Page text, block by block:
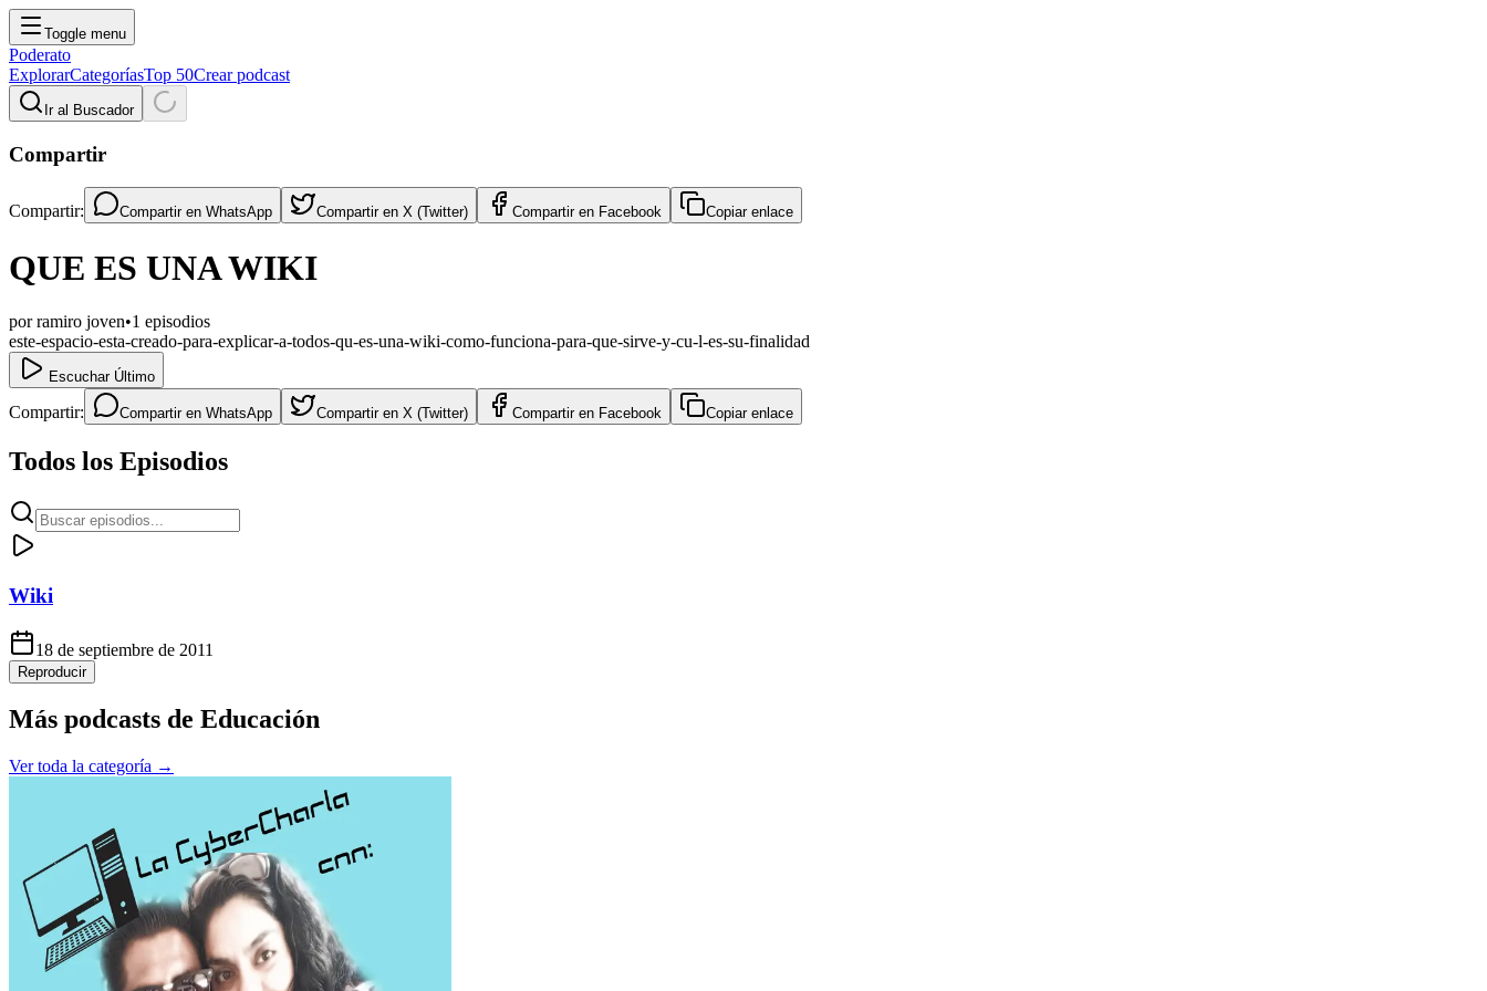
Toggle menu
Poderato
ExplorarCategoríasTop 50Crear podcast
Ir al Buscador
Compartir
Compartir: Compartir en WhatsApp Compartir en X (Twitter) Compartir en Facebook Copiar enlace
QUE ES UNA WIKI
porramiro joven•1 episodios
este-espacio-esta-creado-para-explicar-a-todos-qu-es-una-wiki-como-funciona-para-que-sirve-y-cu-l-es-su-finalidad
Escuchar Último
Compartir: Compartir en WhatsApp Compartir en X (Twitter) Compartir en Facebook Copiar enlace
Todos los Episodios
Wiki
18 de septiembre de 2011
Reproducir
Más podcasts de Educación
Ver toda la categoría →